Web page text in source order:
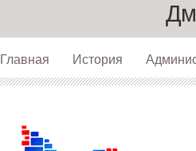
Главная История